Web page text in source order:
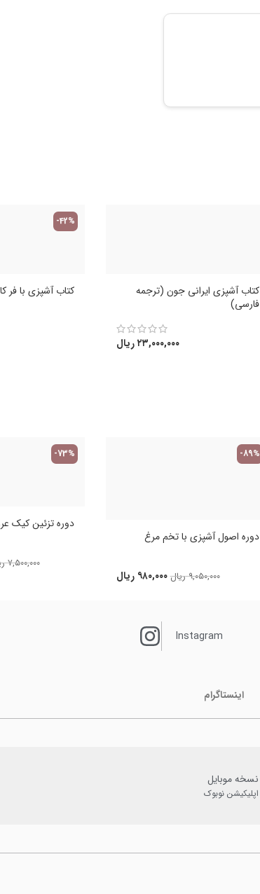
کتاب آشپزی ایرانی جون (ترجمه
فارسی)
۲۳,۰۰۰,۰۰۰ریال
-42%
کتاب آشپزی با فر
-89%
دوره اصول آشپزی با تخم مرغ
۹,۰۵۰,۰۰۰ ریال ۹۸۰,۰۰۰ ریال
-73%
دوره تزئین کیک
۷,۵۰۰,۰۰۰
Instagram
اینستاگرام
نسخه موبایل
اپلیکیشن نوبوک